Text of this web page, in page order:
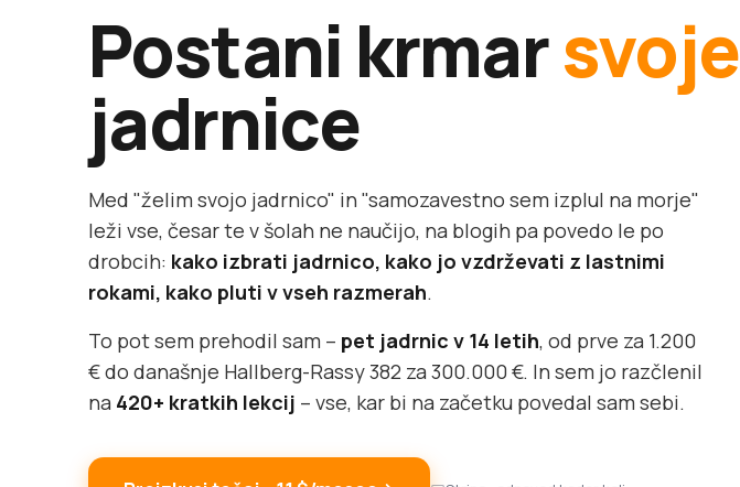
Postani krmarsvoje
jadrnice
Med "želim svojo jadrnico" in "samozavestno sem izplul na morje"
leži vse, česar te v šolah ne naučijo, na blogih pa povedo le po
drobcih: kako izbrati jadrnico, kako jo vzdrževati z lastnimi
rokami, kako pluti v vseh razmerah.
To pot sem prehodil sam – pet jadrnic v 14 letih, od prve za 1.200
€ do današnje Hallberg-Rassy 382 za 300.000 €. In sem jo razčlenil
na 420+ kratkih lekcij – vse, kar bi na začetku povedal sam sebi.